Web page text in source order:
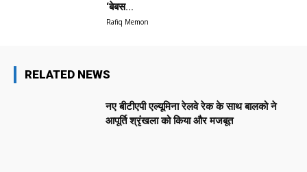
‘बेबस...
Rafiq Memon
RELATED NEWS
नए बीटीएपी एल्यूमिना रेलवे रेक के साथ बालको ने
आपूर्ति श्रृंखला को किया और मजबूत